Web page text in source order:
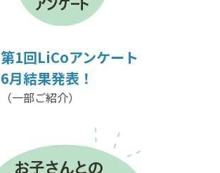
第1回LiCoアンケート
6月結果発表！
（一部ご紹介）